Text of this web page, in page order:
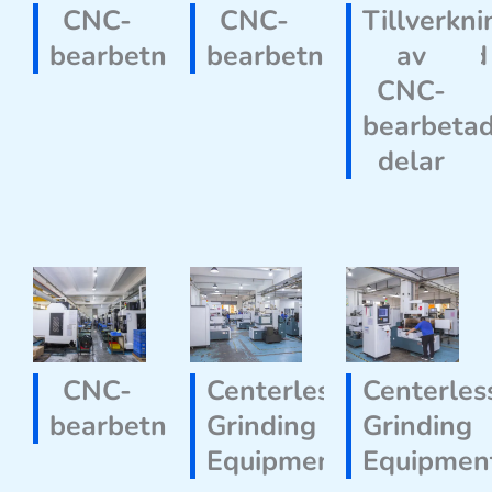
CNC-
bearbetningsproduktion
CNC-
bearbetningsverkstad
av
CNC-
delar
CNC-
bearbetningsverkstad
Centerless
Grinding
Equipment
Grinding